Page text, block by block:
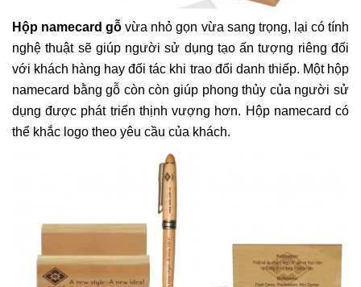
Hộp namecard gỗ vừa nhỏ gọn vừa sang trọng, lại có tính
nghệ thuật sẽ giúp người sử dụng tạo ấn tượng riêng đối
với khách hàng hay đối tác khi trao đổi danh thiếp. Một hộp
namecard bằng gỗ còn còn giúp phong thủy của người sử
dụng được phát triển thịnh vượng hơn. Hộp namecard có
thể khắc logo theo yêu cầu của khách.